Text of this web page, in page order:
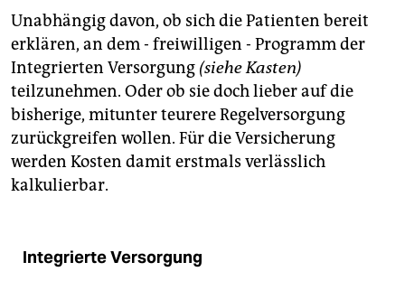
Unabhängig davon, ob sich die Patienten bereit
erklären, an dem - freiwilligen - Programm der
Integrierten Versorgung (siehe Kasten)
teilzunehmen. Oder ob sie doch lieber auf die
bisherige, mitunter teurere Regelversorgung
zurückgreifen wollen. Für die Versicherung
werden Kosten damit erstmals verlässlich
kalkulierbar.
Integrierte Versorgung